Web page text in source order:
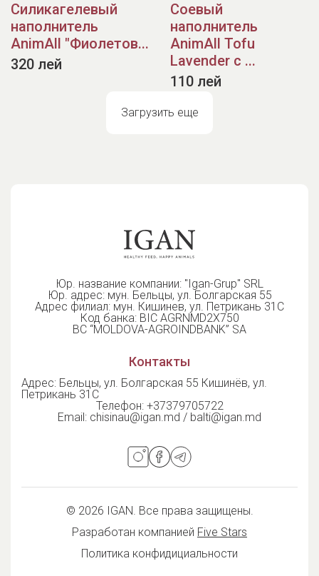
Силикагелевый
наполнитель
AnimAll "Фиолетов...
320 лей
Соевый
наполнитель
AnimAll Tofu
Lavender с ...
110 лей
Загрузить еще
Юр. название компании: "Igan-Grup" SRL
Юр. адрес: мун. Бельцы, ул. Болгарская 55
Адрес филиал: мун. Кишинев, ул. Петрикань 31С
Код банка: BIC AGRNMD2X750
BC “MOLDOVA-AGROINDBANK” SA
Контакты
Адрес: Бельцы, ул. Болгарская 55 Кишинёв, ул.
Петрикань 31С
Телефон: +37379705722
Email: chisinau@igan.md / balti@igan.md
© 2026 IGAN. Все права защищены.
Разработан компанией Five Stars
Политика конфидициальности